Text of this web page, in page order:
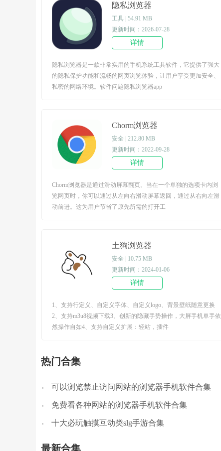
隐私浏览器
工具 | 54.91 MB
更新时间：2026-07-28
详情
隐私浏览器是一款非常实用的手机系统工具软件，它提供了强大
的隐私保护功能和流畅的网页浏览体验，让用户享受更加安全、
私密的网络环境。软件问题隐私浏览器app
Chorm浏览器
安全 | 212.80 MB
更新时间：2022-09-28
详情
Chorm浏览器是通过滑动屏幕翻页。当在一个单独的选项卡内浏
览网页时，你可以通过从左向右滑动屏幕返回，通过从右向左滑
动前进。这为用户节省了原先所需的打开工
土狗浏览器
安全 | 10.75 MB
更新时间：2024-01-06
详情
1、支持行定义、自定义字体、自定义logo、背景壁纸随意更换
2、支持m3u8视频下载3、创新的隐藏手势操作，大屏手机单手依
然操作自如4、支持自定义扩展：轻站，插件
热门合集
可以浏览禁止访问网站的浏览器手机软件合集
免费看各种网站的浏览器手机软件合集
十大必玩触摸互动类slg手游合集
最新合集